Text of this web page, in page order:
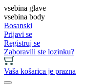
vsebina glave
vsebina body
Bosanski
Prijavi se
Registruj se
Zaboravili ste lozinku?
Vaša košarica je prazna